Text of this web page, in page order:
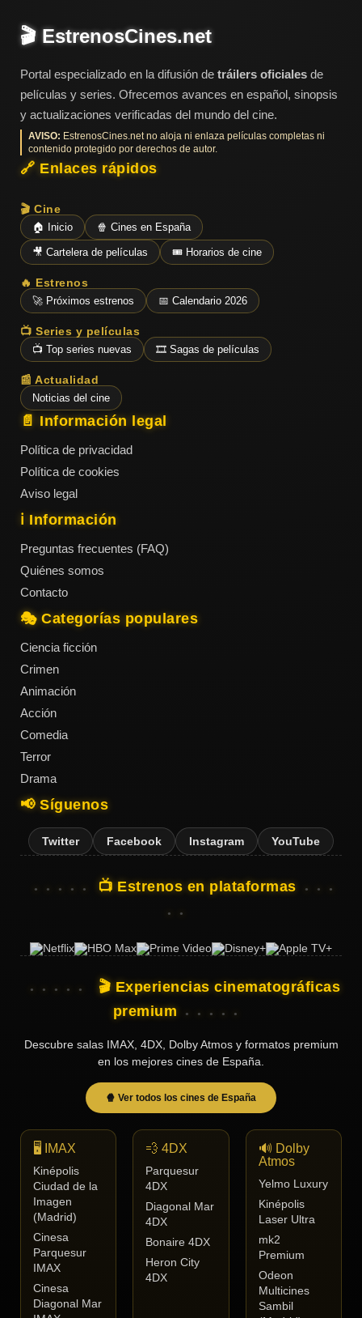
🎬 EstrenosCines.net
Portal especializado en la difusión de tráilers oficiales de
películas y series. Ofrecemos avances en español, sinopsis
y actualizaciones verificadas del mundo del cine.
AVISO: EstrenosCines.net no aloja ni enlaza películas completas ni
contenido protegido por derechos de autor.
🔗 Enlaces rápidos
🎬 Cine
🏠 Inicio 🍿 Cines en España
🎥 Cartelera de películas 🎟️ Horarios de cine
🔥 Estrenos
🚀 Próximos estrenos 📅 Calendario 2026
📺 Series y películas
📺 Top series nuevas 🎞️ Sagas de películas
📰 Actualidad
Noticias del cine
📄 Información legal
Política de privacidad
Política de cookies
Aviso legal
ℹ️ Información
Preguntas frecuentes (FAQ)
Quiénes somos
Contacto
🎭 Categorías populares
Ciencia ficción
Crimen
Animación
Acción
Comedia
Terror
Drama
📢 Síguenos
Twitter Facebook Instagram YouTube
📺 Estrenos en plataformas
🎬 Experiencias cinematográficas
premium
Descubre salas IMAX, 4DX, Dolby Atmos y formatos premium
en los mejores cines de España.
🍿 Ver todos los cines de España
🖥️ IMAX
Kinépolis
Ciudad de la
Imagen
(Madrid)
Cinesa
Parquesur
IMAX
Cinesa
Diagonal Mar
💨 4DX
Parquesur
4DX
Diagonal Mar
4DX
Bonaire 4DX
Heron City
4DX
🔊 Dolby
Atmos
Yelmo Luxury
Kinépolis
Laser Ultra
mk2
Premium
Odeon
Multicines
Sambil